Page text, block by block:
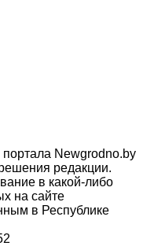
Newgrodno.by
редакции.
в какой-либо
на сайте
в Республике